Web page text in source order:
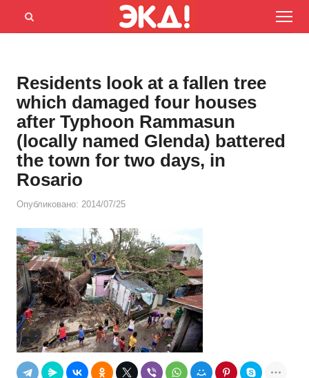
Menu
Открыть
Residents look at a fallen tree
which damaged four houses
after Typhoon Rammasun
(locally named Glenda) battered
the town for two days, in
Rosario
Опубликовано: 2014/07/25